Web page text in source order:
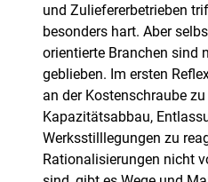
und Zuliefererbetrieben
besonders hart. Aber
orientierte Branchen sind
geblieben. Im ersten
an der Kostenschraube
Kapazitätsabbau,
Werksstilllegungen zu
Rationalisierungen nicht